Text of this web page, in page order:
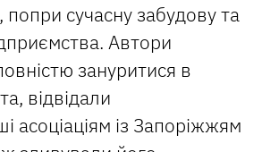
попри сучасну забудову та
Автори
зануритися в
відвідали
асоціаціям із Запоріжжям